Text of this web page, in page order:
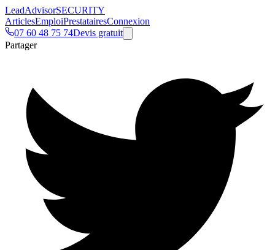
LeadAdvisorSECURITY
ArticlesEmploiPrestatairesConnexion
07 60 48 75 74Devis gratuit
Partager